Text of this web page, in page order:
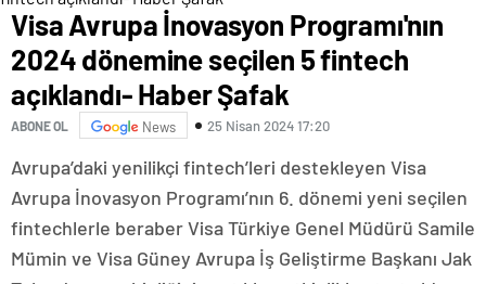
Visa Avrupa İnovasyon Programı'nın
2024 dönemine seçilen 5 fintech
açıklandı- Haber Şafak
ABONE OL News 25 Nisan 2024 17:20
Avrupa’daki yenilikçi fintech’leri destekleyen Visa
Avrupa İnovasyon Programı’nın 6. dönemi yeni seçilen
fintechlerle beraber Visa Türkiye Genel Müdürü Samile
Mümin ve Visa Güney Avrupa İş Geliştirme Başkanı Jak